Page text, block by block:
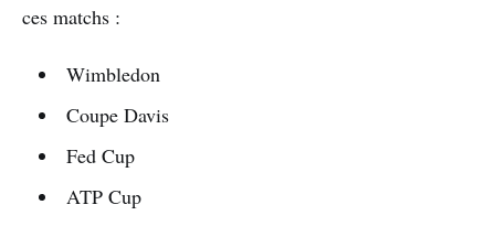
ces matchs :
Wimbledon
Coupe Davis
Fed Cup
ATP Cup